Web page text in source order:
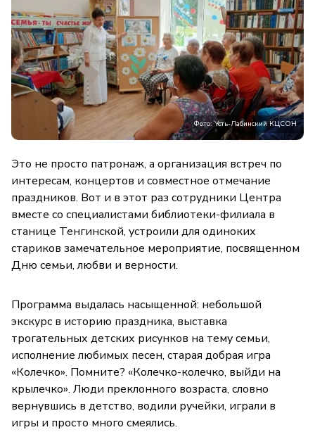
Фото: Усть-Лабинский КЦСОН
Это не просто патронаж, а организация встреч по
интересам, концертов и совместное отмечание
праздников. Вот и в этот раз сотрудники Центра
вместе со специалистами библиотеки-филиала в
станице Тенгинской, устроили для одиноких
стариков замечательное мероприятие, посвященном
Дню семьи, любви и верности.
Программа выдалась насыщенной: небольшой
экскурс в историю праздника, выставка
трогательных детских рисунков на тему семьи,
исполнение любимых песен, старая добрая игра
«Колечко». Помните? «Колечко-колечко, выйди на
крылечко». Люди преклонного возраста, словно
вернувшись в детство, водили ручейки, играли в
игры и просто много смеялись.